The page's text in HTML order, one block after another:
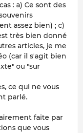
: a) Ce sont des
assez bien) ; c)
très bien donné
articles, je me
(car il s'agit bien
ou "sur
ce qui ne vous
parlé.
faite par
que vous